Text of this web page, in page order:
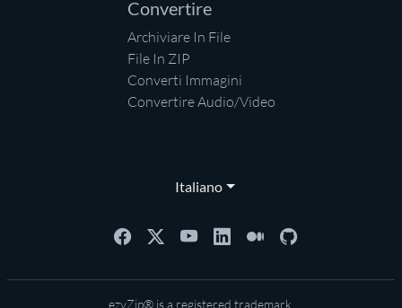
Convertire
Archiviare In File
File In ZIP
Converti Immagini
Convertire Audio/Video
Italiano
ezyZip® is a registered trademark.